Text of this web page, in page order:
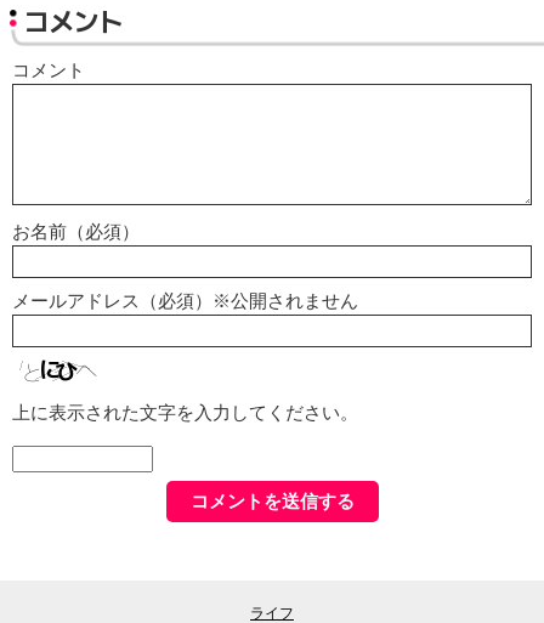
コメント
コメント
お名前（必須）
メールアドレス（必須）※公開されません
上に表示された文字を入力してください。
ライフ